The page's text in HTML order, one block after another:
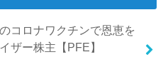
コロナワクチンで恩恵を
ザー株主【PFE】